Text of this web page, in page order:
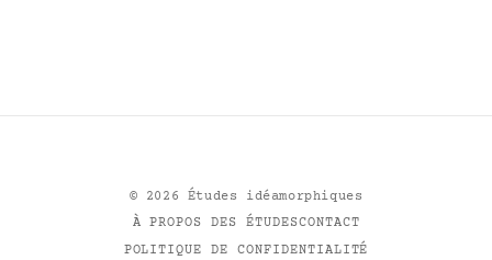
© 2026 Études idéamorphiques
À PROPOS DES ÉTUDESCONTACT
POLITIQUE DE CONFIDENTIALITÉ